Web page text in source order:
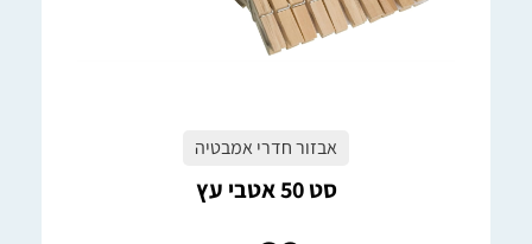
אבזור חדרי אמבטיה
סט 50 אטבי עץ